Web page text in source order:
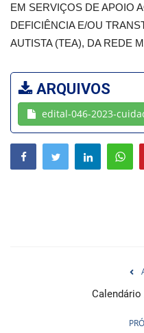
Secretarias e Órgãos
Mural de Licitações
Notícias
Vídeos
Webmail
EM SERVIÇOS DE APOIO
DEFICIÊNCIA E/OU
AUTISTA (TEA), DA REDE
ARQUIVOS
edital-046-2023-